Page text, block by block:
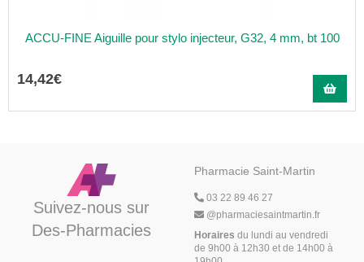
ACCU-FINE Aiguille pour stylo injecteur, G32, 4 mm, bt 100
14,42€
Suivez-nous sur
Des-Pharmacies
Pharmacie Saint-Martin
03 22 89 46 27
@pharmaciesaintmartin.fr
Horaires du lundi au vendredi
de 9h00 à 12h30 et de 14h00 à